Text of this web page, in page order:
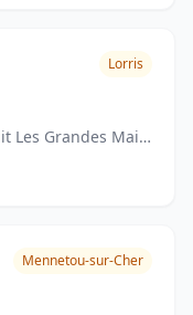
Lorris
1800 Chemin des Fourneaux Lieu-dit Les Grandes Maisons, 45260 Lorris
Mennetou-sur-Cher